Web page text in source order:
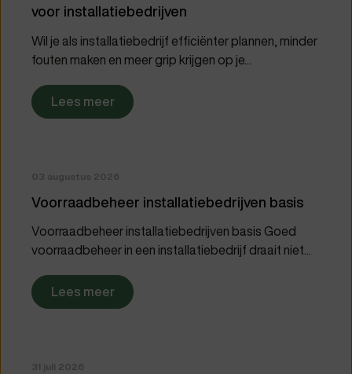
voor installatiebedrijven
Wil je als installatiebedrijf efficiënter plannen, minder
fouten maken en meer grip krijgen op je...
Lees meer
03 augustus 2026
Voorraadbeheer installatiebedrijven basis
Voorraadbeheer installatiebedrijven basis Goed
voorraadbeheer in een installatiebedrijf draait niet...
Lees meer
31 juli 2026